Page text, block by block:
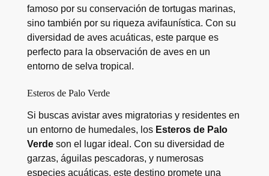
famoso por su conservación de tortugas marinas,
sino también por su riqueza avifaunística. Con su
diversidad de aves acuáticas, este parque es
perfecto para la observación de aves en un
entorno de selva tropical.
Esteros de Palo Verde
Si buscas avistar aves migratorias y residentes en
un entorno de humedales, los Esteros de Palo
Verdeson el lugar ideal. Con su diversidad de
garzas, águilas pescadoras, y numerosas
especies acuáticas, este destino promete una